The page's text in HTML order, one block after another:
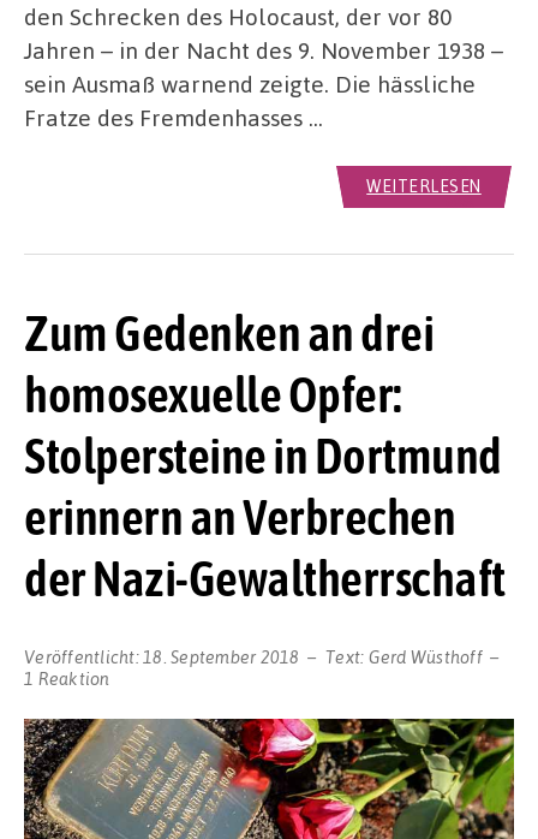
den Schrecken des Holocaust, der vor 80
Jahren – in der Nacht des 9. November 1938 –
sein Ausmaß warnend zeigte. Die hässliche
Fratze des Fremdenhasses …
WEITERLESEN
Zum Gedenken an drei
homosexuelle Opfer:
Stolpersteine in Dortmund
erinnern an Verbrechen
der Nazi-Gewaltherrschaft
Veröffentlicht: 18. September 2018 Text: Gerd Wüsthoff
1 Reaktion